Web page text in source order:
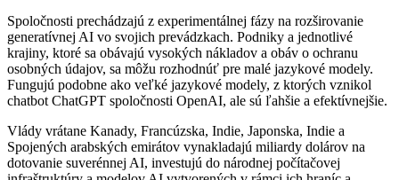
Spoločnosti prechádzajú z experimentálnej fázy na rozširovanie
generatívnej AI vo svojich prevádzkach. Podniky a jednotlivé
krajiny, ktoré sa obávajú vysokých nákladov a obáv o ochranu
osobných údajov, sa môžu rozhodnúť pre malé jazykové modely.
Fungujú podobne ako veľké jazykové modely, z ktorých vznikol
chatbot ChatGPT spoločnosti OpenAI, ale sú ľahšie a efektívnejšie.
Vlády vrátane Kanady, Francúzska, Indie, Japonska, Indie a
Spojených arabských emirátov vynakladajú miliardy dolárov na
dotovanie suverénnej AI, investujú do národnej počítačovej